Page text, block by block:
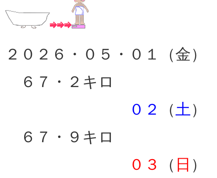
２０２６・０５・０１（金）
６７・２キロ
０２
（ 土 ）
６７・９キロ
０３
（ 日 ）